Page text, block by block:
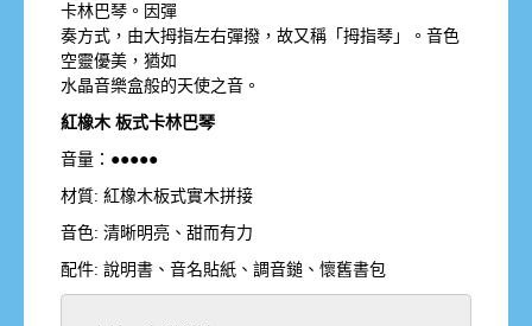
卡林巴琴。因彈
奏方式，由大拇指左右彈撥，故又稱「拇指琴」。音色
空靈優美，猶如
水晶音樂盒般的天使之音。
紅橡木 板式卡林巴琴
音量：●●●●●
材質: 紅橡木板式實木拼接
音色: 清晰明亮、甜而有力
配件: 說明書、音名貼紙、調音鎚、懷舊書包